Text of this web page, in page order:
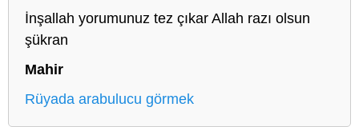
İnşallah yorumunuz tez çıkar Allah razı olsun
şükran
Mahir
Rüyada arabulucu görmek